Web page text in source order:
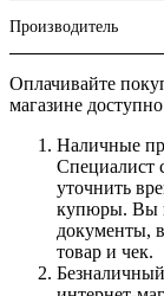
Производитель
Оплачивайте
магазине
Наличные
Специалист
уточнить
купюры. Вы
документы,
товар и чек.